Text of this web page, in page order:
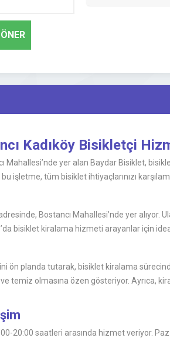
Kadıköy Bisikletçi
Mahallesi’nde yer alan Baydar Bisiklet,
işletme, tüm bisiklet ihtiyaçlarınızı
Bostancı Mahallesi’nde yer alıyor.
bisiklet kiralama hizmeti arayanlar için
ön planda tutarak, bisiklet kiralama
temiz olmasına özen gösteriyor. Ayrıca,
20:00 saatleri arasında hizmet veriyor.